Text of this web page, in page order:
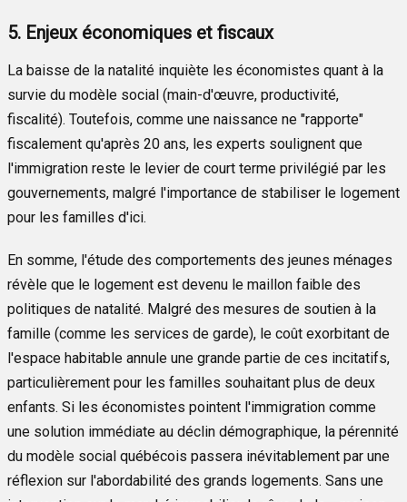
5. Enjeux économiques et fiscaux
La baisse de la natalité inquiète les économistes quant à la
survie du modèle social (main-d'œuvre, productivité,
fiscalité). Toutefois, comme une naissance ne "rapporte"
fiscalement qu'après 20 ans, les experts soulignent que
l'immigration reste le levier de court terme privilégié par les
gouvernements, malgré l'importance de stabiliser le logement
pour les familles d'ici.
En somme, l'étude des comportements des jeunes ménages
révèle que le logement est devenu le maillon faible des
politiques de natalité. Malgré des mesures de soutien à la
famille (comme les services de garde), le coût exorbitant de
l'espace habitable annule une grande partie de ces incitatifs,
particulièrement pour les familles souhaitant plus de deux
enfants. Si les économistes pointent l'immigration comme
une solution immédiate au déclin démographique, la pérennité
du modèle social québécois passera inévitablement par une
réflexion sur l'abordabilité des grands logements. Sans une